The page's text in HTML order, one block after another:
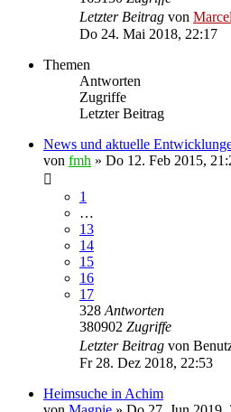
Letzter Beitrag von
Do 24. Mai 2018, 22:17
Themen
Antworten
Zugriffe
Letzter Beitrag
News und aktuelle
von fmh » Do 12. Feb 2015,
1
…
13
14
15
16
17
328 Antworten
380902 Zugriffe
Letzter Beitrag von
Fr 28. Dez 2018, 22:53
Heimsuche in Achim